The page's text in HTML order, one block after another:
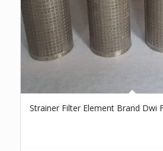
Strainer Filter Element Brand Dwi